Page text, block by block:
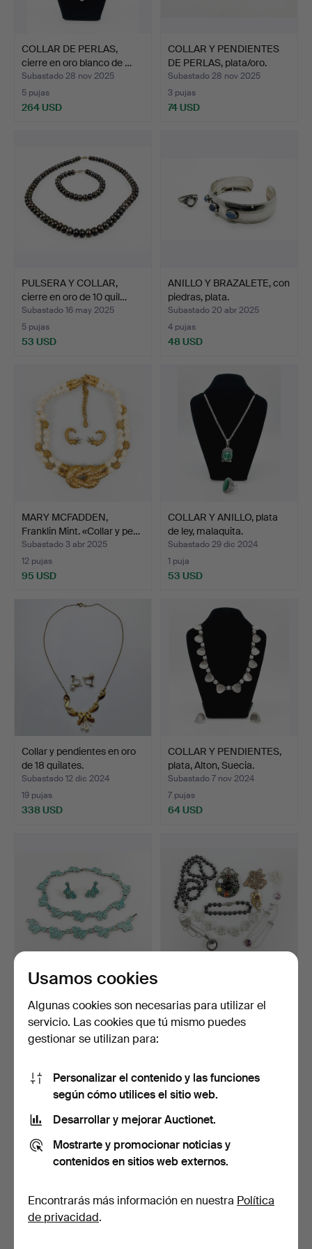
COLLAR DE PERLAS,
cierre en oro blanco de …
Subastado 28 nov 2025
5 pujas
264 USD
COLLAR Y PENDIENTES
DE PERLAS, plata/oro.
Subastado 28 nov 2025
3 pujas
74 USD
PULSERA Y COLLAR,
cierre en oro de 10 quil…
Subastado 16 may 2025
5 pujas
53 USD
ANILLO Y BRAZALETE, con
piedras, plata.
Subastado 20 abr 2025
4 pujas
48 USD
MARY MCFADDEN,
Franklin Mint. «Collar y pe…
Subastado 3 abr 2025
12 pujas
95 USD
COLLAR Y ANILLO, plata
de ley, malaquita.
Subastado 29 dic 2024
1 puja
53 USD
Collar y pendientes en oro
de 18 quilates.
Subastado 12 dic 2024
19 pujas
338 USD
COLLAR Y PENDIENTES,
plata, Alton, Suecia.
Subastado 7 nov 2024
7 pujas
64 USD
PENDIENTES, COLLAR Y
PULSERA, plata, Taxco…
Subastado 15 jul 2024
6 pujas
148 USD
incluye Snow, Mir…
Subastado 27 may 2024
2 pujas
NIELS ERIK FROM.
Usamos cookies
Algunas cookies son necesarias para utilizar el
servicio. Las cookies que tú mismo puedes
gestionar se utilizan para:
Personalizar el contenido y las funciones
según cómo utilices el sitio web.
Desarrollar y mejorar Auctionet.
Mostrarte y promocionar noticias y
contenidos en sitios web externos.
Encontrarás más información en nuestra Política
de privacidad.